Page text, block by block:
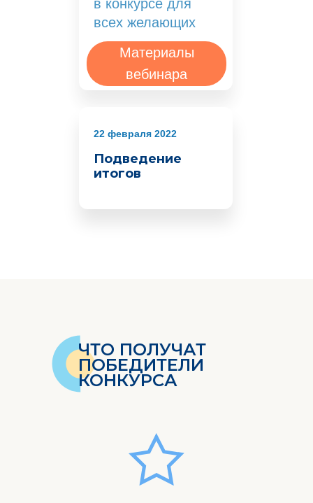
22 февраля 2022
Подведение
итогов
в конкурсе для
всех желающих
Материалы
вебинара
ЧТО ПОЛУЧАТ
ПОБЕДИТЕЛИ
КОНКУРСА